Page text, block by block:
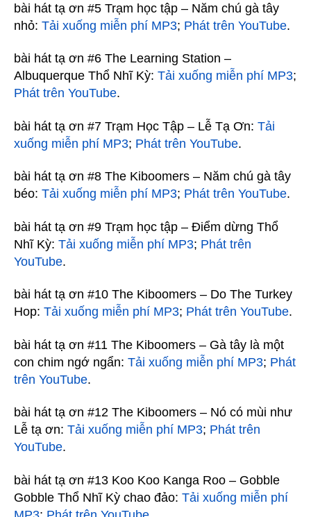
bài hát tạ ơn #5 Trạm học tập – Năm chú gà tây
nhỏ: Tải xuống miễn phí MP3; Phát trên YouTube.
bài hát tạ ơn #6 The Learning Station –
Albuquerque Thổ Nhĩ Kỳ: Tải xuống miễn phí MP3;
Phát trên YouTube.
bài hát tạ ơn #7 Trạm Học Tập – Lễ Tạ Ơn: Tải
xuống miễn phí MP3; Phát trên YouTube.
bài hát tạ ơn #8 The Kiboomers – Năm chú gà tây
béo: Tải xuống miễn phí MP3; Phát trên YouTube.
bài hát tạ ơn #9 Trạm học tập – Điểm dừng Thổ
Nhĩ Kỳ: Tải xuống miễn phí MP3; Phát trên
YouTube.
bài hát tạ ơn #10 The Kiboomers – Do The Turkey
Hop: Tải xuống miễn phí MP3; Phát trên YouTube.
bài hát tạ ơn #11 The Kiboomers – Gà tây là một
con chim ngớ ngẩn: Tải xuống miễn phí MP3; Phát
trên YouTube.
bài hát tạ ơn #12 The Kiboomers – Nó có mùi như
Lễ tạ ơn: Tải xuống miễn phí MP3; Phát trên
YouTube.
bài hát tạ ơn #13 Koo Koo Kanga Roo – Gobble
Gobble Thổ Nhĩ Kỳ chao đảo: Tải xuống miễn phí